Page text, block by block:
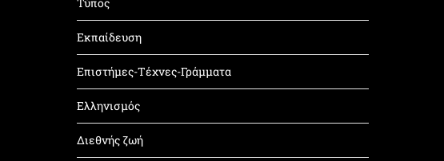
Εκπαίδευση
Επιστήμες-Τέχνες-Γράμματα
Ελληνισμός
Διεθνής ζωή